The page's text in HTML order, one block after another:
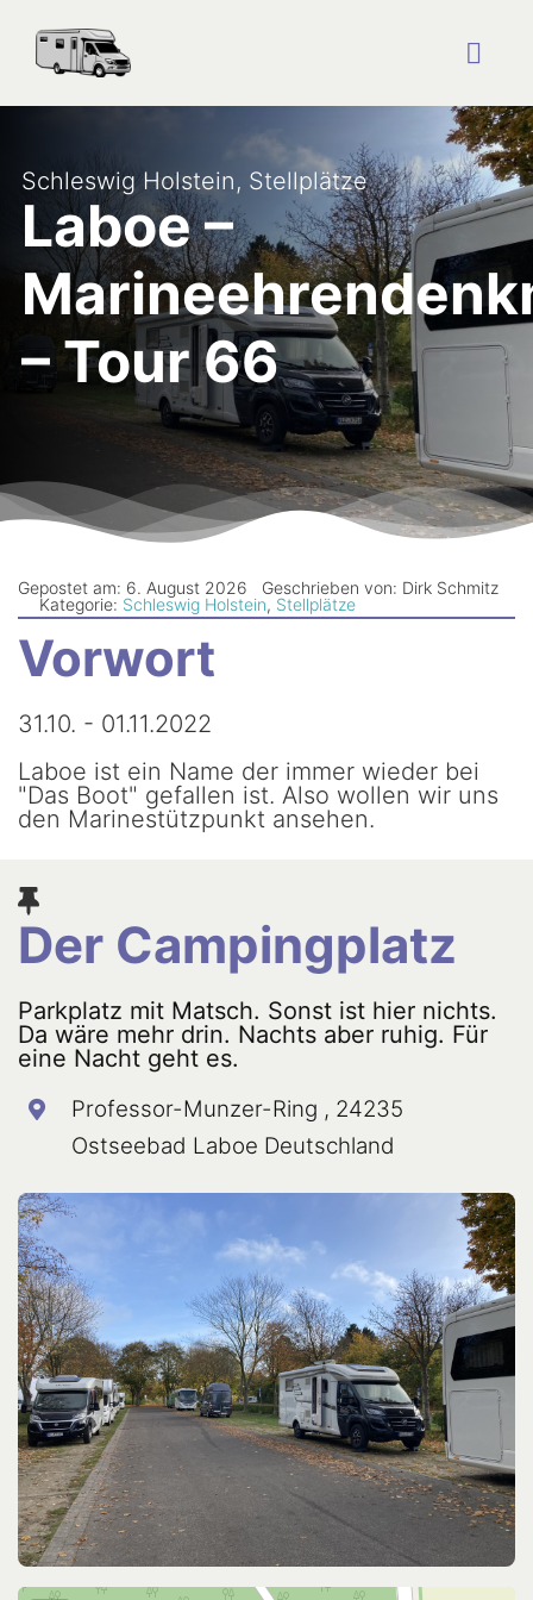
Inhalt
springen
Startseite
Reise Blog
Plätze
Über uns
Kontakt
Newsletter
Schleswig Holstein, Stellplätze
Laboe –
– Tour 66
Gepostet am: 6. August 2026
Geschrieben von: Dirk Schmitz
Kategorie: Schleswig Holstein, Stellplätze
Vorwort
31.10. - 01.11.2022
Laboe ist ein Name der immer wieder bei
"Das Boot" gefallen ist. Also wollen wir uns
den Marinestützpunkt ansehen.
Der Campingplatz
Parkplatz mit Matsch. Sonst ist hier nichts.
Da wäre mehr drin. Nachts aber ruhig. Für
eine Nacht geht es.
Professor-Munzer-Ring , 24235
Ostseebad Laboe Deutschland